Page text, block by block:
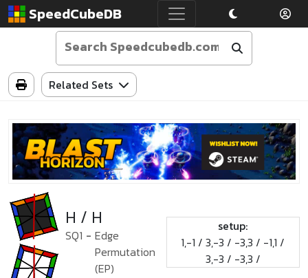
SpeedCubeDB
Related Sets
H / H
SQ1 - Edge
Permutation
(EP)
setup:
1,-1 / 3,-3 / -3,3 / -1,1 /
3,-3 / -3,3 /